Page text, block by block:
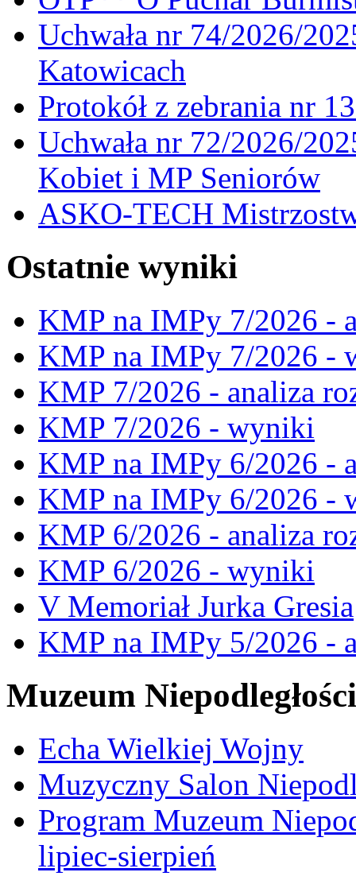
Uchwała nr 74/2026/
Katowicach
Protokół z zebrania nr
Uchwała nr 72/2026/
Kobiet i MP Seniorów
ASKO-TECH
Ostatnie wyniki
KMP na IMPy 7/2026 -
KMP na IMPy 7/2026 -
KMP 7/2026 - analiza
KMP 7/2026 - wyniki
KMP na IMPy 6/2026 -
KMP na IMPy 6/2026 -
KMP 6/2026 - analiza
KMP 6/2026 - wyniki
V Memoriał Jurka Gresia
KMP na IMPy 5/2026 -
Muzeum Niepodległości
Echa Wielkiej Wojny
Muzyczny Salon
Program Muzeum
lipiec-sierpień